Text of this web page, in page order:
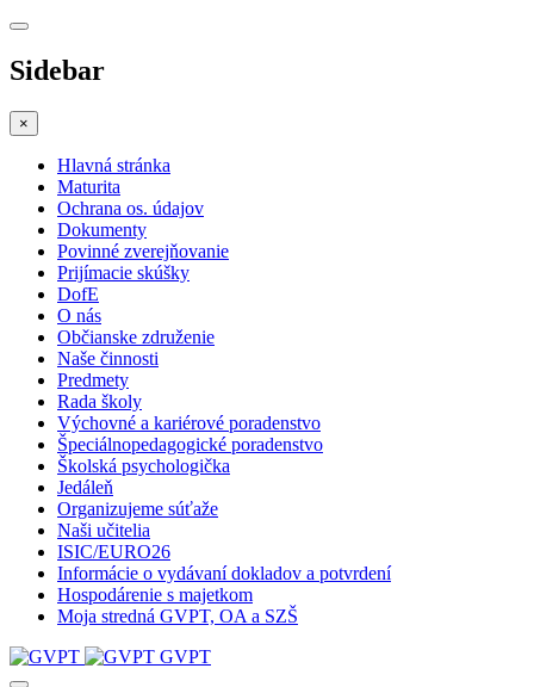
Sidebar
×
Hlavná stránka
Maturita
Ochrana os. údajov
Dokumenty
Povinné zverejňovanie
Prijímacie skúšky
DofE
O nás
Občianske združenie
Naše činnosti
Predmety
Rada školy
Výchovné a kariérové poradenstvo
Špeciálnopedagogické poradenstvo
Školská psychologička
Jedáleň
Organizujeme súťaže
Naši učitelia
ISIC/EURO26
Informácie o vydávaní dokladov a potvrdení
Hospodárenie s majetkom
Moja stredná GVPT, OA a SZŠ
GVPT